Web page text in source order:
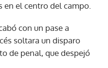
en el centro del campo.
con un pase a
soltara un disparo
de penal, que despejó